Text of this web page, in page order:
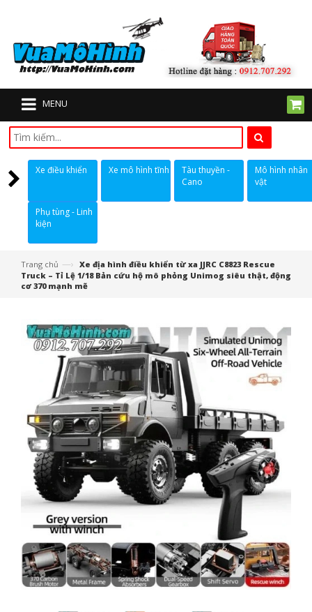
MENU
Xe điều khiển Xe mô hình tĩnh
Tàu thuyền -
Cano
Mô hình nhân
vật
Phụ tùng - Linh
kiện
Trang chủ —› Xe địa hình điều khiển từ xa JJRC C8823 Rescue
Truck – Tỉ Lệ 1/18 Bản cứu hộ mô phỏng Unimog siêu thật, động
cơ 370 mạnh mẽ